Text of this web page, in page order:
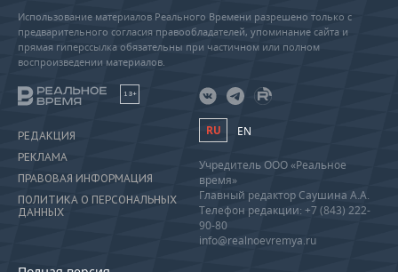
Использование материалов Реального Времени разрешено только с
предварительного согласия правообладателей, упоминание сайта и
прямая гиперссылка обязательны при частичном или полном
воспроизведении материалов.
18+
РЕДАКЦИЯ
РЕКЛАМА
ПРАВОВАЯ ИНФОРМАЦИЯ
ПОЛИТИКА О ПЕРСОНАЛЬНЫХ
ДАННЫХ
RU EN
Учредитель ООО «Реальное
время»
Главный редактор Саушина А.А.
Телефон редакции: +7 (843) 222-
90-80
info@realnoevremya.ru